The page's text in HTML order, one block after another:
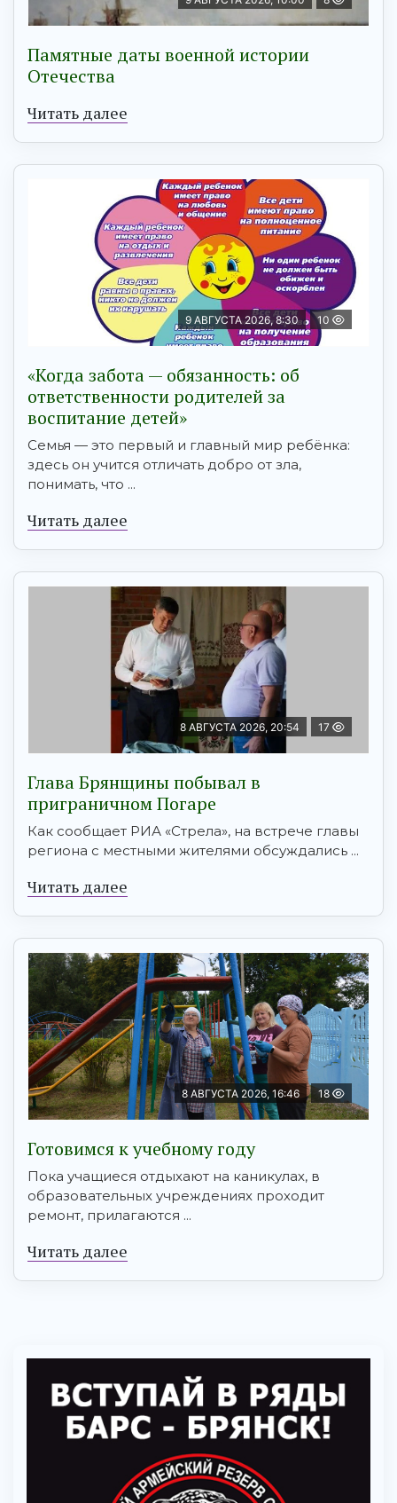
Памятные даты военной истории
Отечества
Читать далее
9 АВГУСТА 2026, 8:30 10
«Когда забота — обязанность: об
ответственности родителей за
воспитание детей»
Семья — это первый и главный мир ребёнка:
здесь он учится отличать добро от зла,
понимать, что ...
Читать далее
8 АВГУСТА 2026, 20:54 17
Глава Брянщины побывал в
приграничном Погаре
Как сообщает РИА «Стрела», на встрече главы
региона с местными жителями обсуждались ...
Читать далее
8 АВГУСТА 2026, 16:46 18
Готовимся к учебному году
Пока учащиеся отдыхают на каникулах, в
образовательных учреждениях проходит
ремонт, прилагаются ...
Читать далее